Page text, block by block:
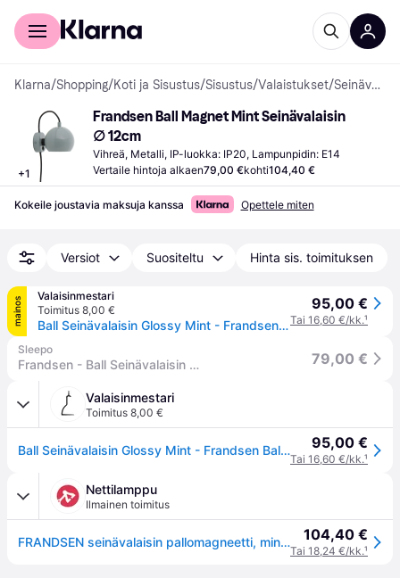
Kuluttajille
Klarna/Shopping/Koti ja Sisustus/Sisustus/Valaistukset/ Seinävalaisimet
+1
Frandsen Ball Magnet Mint Seinävalaisin
∅ 12cm
Vihreä, Metalli, IP-luokka: IP20, Lampunpidin: E14
Vertaile hintoja alkaen79,00 €kohti104,40 €
Kokeile joustavia maksuja kanssa Opettele miten
Versiot Suositeltu Hinta sis. toimituksen
mainos
Valaisinmestari
Toimitus 8,00 €
Ball Seinävalaisin Glossy Mint - Frandsen Ball Magnet - Olohuone - Design - Metalli - Yksilamppuinen
95,00 €
Tai 16,60 €/kk.¹
Sleepo
Frandsen - Ball Seinävalaisin Glossy Mint Ø12 Sininen - Metal - Kattovalaisimet 79,00 €
Valaisinmestari
Toimitus 8,00 €
Ball Seinävalaisin Glossy Mint - Frandsen Ball Magnet - Olohuone - Design - Metalli - Yksilamppuinen 95,00 €
Tai 16,60 €/kk.¹
Nettilamppu
Ilmainen toimitus
FRANDSEN seinävalaisin pallomagneetti, mintun värinen - minttu 104,40 €
Tai 18,24 €/kk.¹